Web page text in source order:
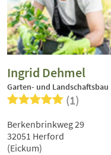
Ingrid Dehmel
Garten- und Landschaftsbau
(1)
Berkenbrinkweg 29
32051 Herford
(Eickum)